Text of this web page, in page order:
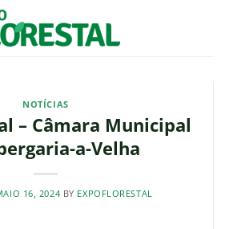
NOTÍCIAS
– Câmara Municipal
a-Velha
16, 2024 BY EXPOFLORESTAL